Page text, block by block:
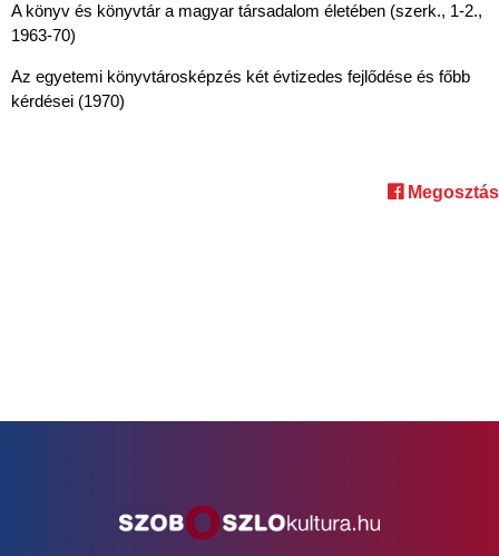
A könyv és könyvtár a magyar társadalom életében (szerk., 1-2.,
1963-70)
Az egyetemi könyvtárosképzés két évtizedes fejlődése és főbb
kérdései (1970)
Megosztás